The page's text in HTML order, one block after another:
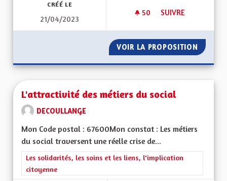
CRÉÉ LE
21/04/2023
50 50 ABONNÉS
SUIVRE
VOIR LA PROPOSITION
L'attractivité des métiers du social
DECOULLANGE
Mon Code postal : 67600Mon constat : Les métiers
du social traversent une réelle crise de...
Filtrer les résultats de la catégorie : Les solidarités, les soins
Les solidarités, les soins et les liens, l'implication
citoyenne